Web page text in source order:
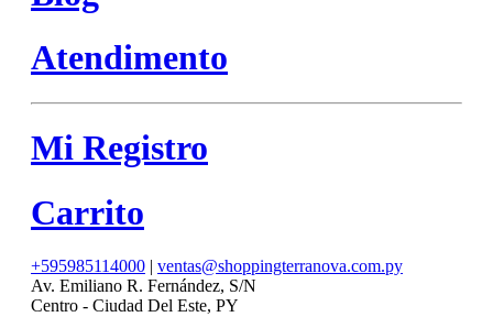
Atendimento
Mi Registro
Carrito
+595985114000 | ventas@shoppingterranova.com.py
Av. Emiliano R. Fernández, S/N
Centro - Ciudad Del Este, PY